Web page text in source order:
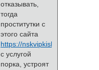
отказывать,
тогда
проститутки с
этого сайта
https://nskvipkiski.com/servis/
с услугой
порка, устроят